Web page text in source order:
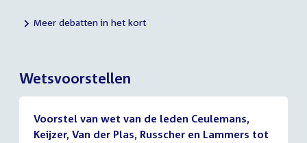
Meer debatten in het kort
Wetsvoorstellen
Voorstel van wet van de leden Ceulemans,
Keijzer, Van der Plas, Russcher en Lammers tot